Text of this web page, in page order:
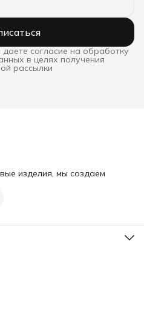
согласие на обработку
в целях получения
рассылки
изделия, мы создаем